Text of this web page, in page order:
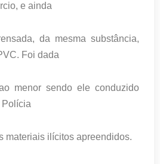
e ainda
da mesma substância,
Foi dada
menor sendo ele conduzido
Polícia
materiais ilícitos apreendidos.